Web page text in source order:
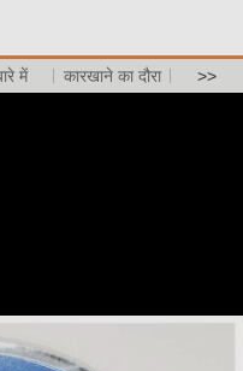
में कारखाने का दौरा >>